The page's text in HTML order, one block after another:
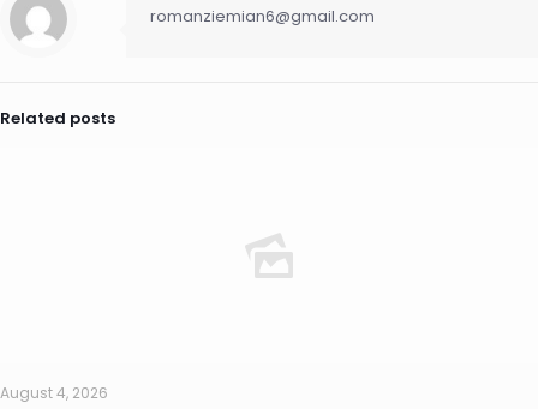
romanziemian6@gmail.com
Related posts
August 4, 2026